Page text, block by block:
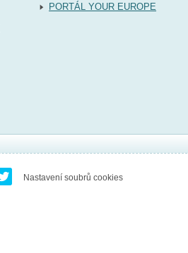
PORTÁL YOUR EUROPE
Nastavení soubrů cookies